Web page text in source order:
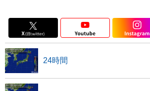
24時間